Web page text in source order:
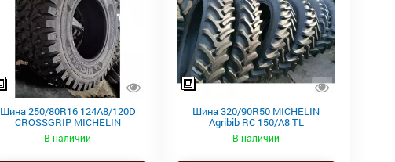
Шина 250/80R16 124A8/120D
CROSSGRIP​ MICHELIN
В наличии
Шина 320/90R50 MICHELIN
Agribib RC 150/A8 TL
В наличии